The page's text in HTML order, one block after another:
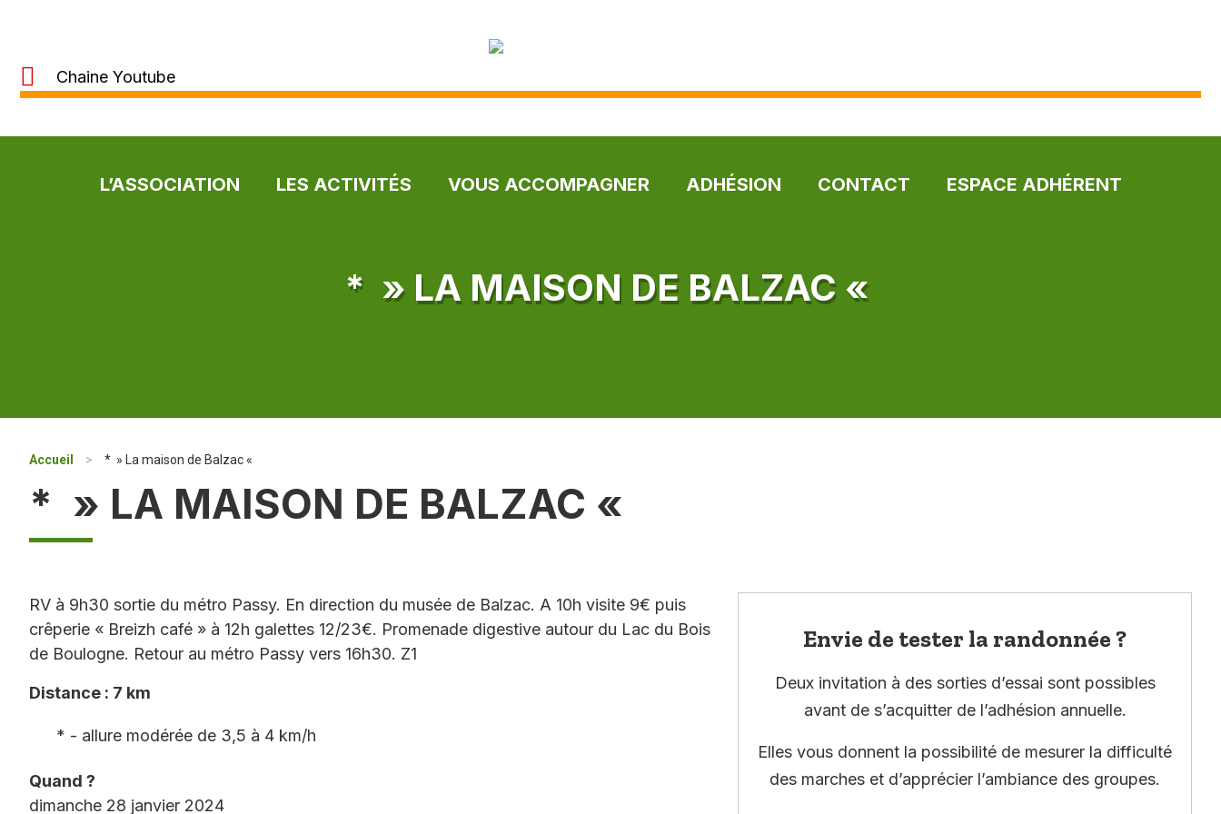
Chaine Youtube
L’ASSOCIATION LES ACTIVITÉS VOUS ACCOMPAGNER ADHÉSION CONTACT ESPACE ADHÉRENT
* » LA MAISON DE BALZAC «
Accueil > * » La maison de Balzac «
* » LA MAISON DE BALZAC «
RV à 9h30 sortie du métro Passy. En direction du musée de Balzac. A 10h visite 9€ puis
crêperie « Breizh café » à 12h galettes 12/23€. Promenade digestive autour du Lac du Bois
de Boulogne. Retour au métro Passy vers 16h30. Z1
Distance : 7 km
* - allure modérée de 3,5 à 4 km/h
Quand ?
dimanche 28 janvier 2024
Envie de tester la randonnée ?
Deux invitation à des sorties d’essai sont possibles
avant de s’acquitter de l’adhésion annuelle.
Elles vous donnent la possibilité de mesurer la difficulté
des marches et d’apprécier l’ambiance des groupes.